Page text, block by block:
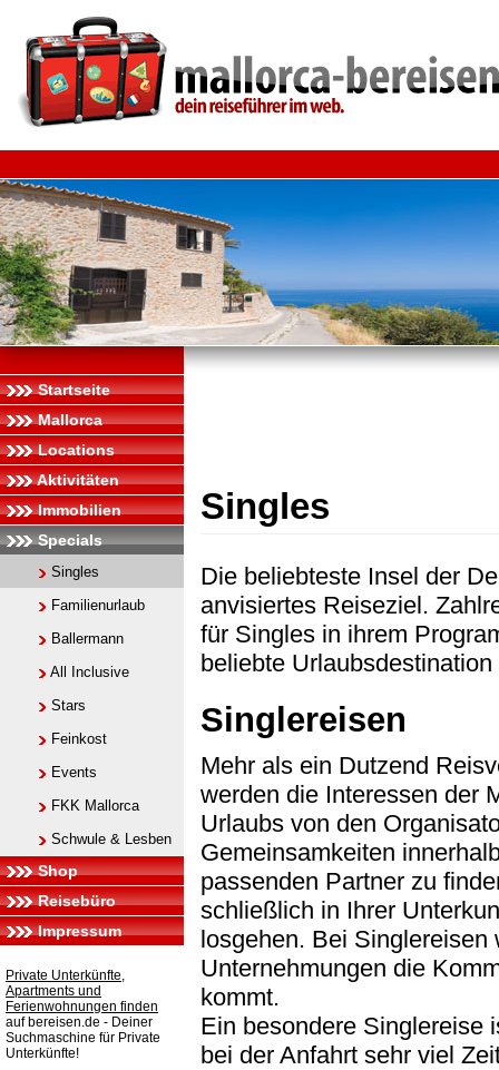
Startseite
Mallorca
Locations
Aktivitäten
Immobilien
Specials
Singles
Familienurlaub
Ballermann
All Inclusive
Stars
Feinkost
Events
FKK Mallorca
Schwule & Lesben
Shop
Reisebüro
Impressum
Private Unterkünfte,
Apartments und
Ferienwohnungen finden
auf bereisen.de - Deiner
Suchmaschine für Private
Unterkünfte!
Singles
Die beliebteste Insel der
anvisiertes Reiseziel.
für Singles in ihrem
beliebte
Singlereisen
Mehr als ein Dutzend
werden die Interessen der
Urlaubs von den
Gemeinsamkeiten
passenden Partner zu
schließlich in Ihrer
losgehen. Bei
Unternehmungen die
kommt.
Ein besondere Singlereise
bei der Anfahrt sehr viel